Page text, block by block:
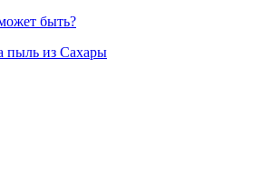
быть?
пыль из Сахары